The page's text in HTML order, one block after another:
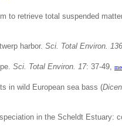
to retrieve total suspended
harbor. Sci. Total Environ.
Sci. Total Environ. 17: 37-49,
in wild European sea bass (
in the Scheldt Estuary: